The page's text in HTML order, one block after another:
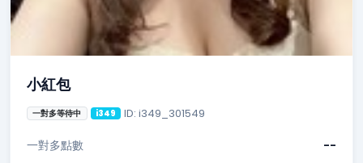
小紅包
一對多等待中 i349 ID: i349_301549
一對多點數
--